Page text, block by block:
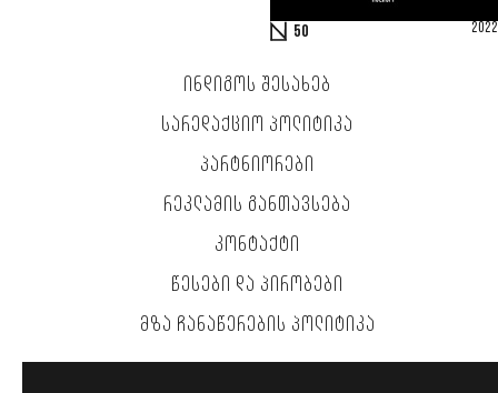
50 2022
ᲘᲜᲓᲘᲒᲝᲡ ᲨᲔᲡᲐᲮᲔᲑ
ᲡᲐᲠᲔᲓᲐᲥᲪᲘᲝ ᲞᲝᲚᲘᲢᲘᲙᲐ
ᲞᲐᲠᲢᲜᲘᲝᲠᲔᲑᲘ
ᲠᲔᲙᲚᲐᲛᲘᲡ ᲒᲐᲜᲗᲐᲕᲡᲔᲑᲐ
ᲙᲝᲜᲢᲐᲥᲢᲘ
ᲬᲔᲡᲔᲑᲘ ᲓᲐ ᲞᲘᲠᲝᲑᲔᲑᲘ
ᲛᲖᲐ ᲩᲐᲜᲐᲬᲔᲠᲔᲑᲘᲡ ᲞᲝᲚᲘᲢᲘᲙᲐ